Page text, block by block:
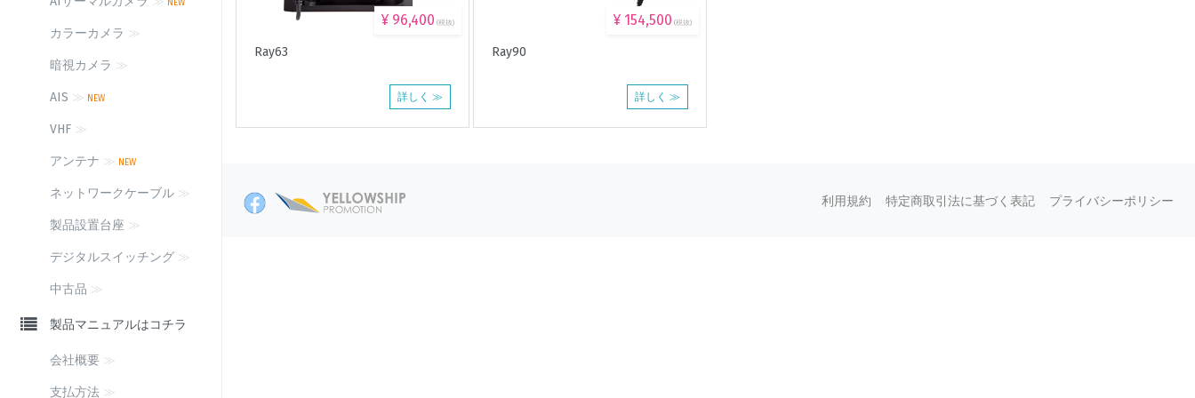
NEW
カラーカメラ ≫
暗視カメラ ≫
AIS ≫ NEW
VHF ≫
アンテナ ≫ NEW
ネットワークケーブル ≫
製品設置台座 ≫
デジタルスイッチング ≫
中古品 ≫
製品マニュアルはコチラ
会社概要 ≫
支払方法 ≫
¥ 96,400 (税抜)
Ray63
詳しく ≫
¥ 154,500 (税抜)
Ray90
詳しく ≫
利用規約 特定商取引法に基づく表記 プライバシーポリシー